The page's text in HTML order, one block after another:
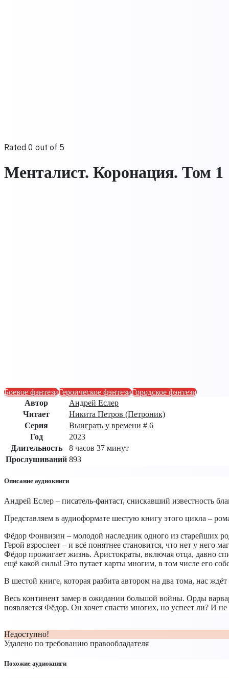
Rated 0 out of 5
Менталист. Коронация. Том 1
Боевое фэнтезиГероическое фэнтезиГородское фэнтези
Автор
Андрей Еслер
Читает
Никита Петров (Петроник)
Серия
Выиграть у времени # 6
Год
2023
Длительность
8 часов 37 минут
Прослушиваний 893
Описание аудиокниги
Андрей Еслер – писатель-фантаст, снискавший известность
Представляем в аудиоформате шестую книгу этого цикла –
Фёдор Фонвизин – молодой наследник одного из старейших
Герой взрослеет – и всё понятнее становится, что нет у него
Фёдор прожигает жизнь. Аристократы, включая отца, давно
ещё какой силы! Это путает карты многим, в том числе его
В шестой книге, которая разбита автором на два тома, нас
Весь континент замер в ожидании большой войны. Орды
появляется Фёдор. Он хочет спасти многих, но успеет ли? И не
Недоступно!
Удалено по требованию правообладателя
Похожие аудиокниги